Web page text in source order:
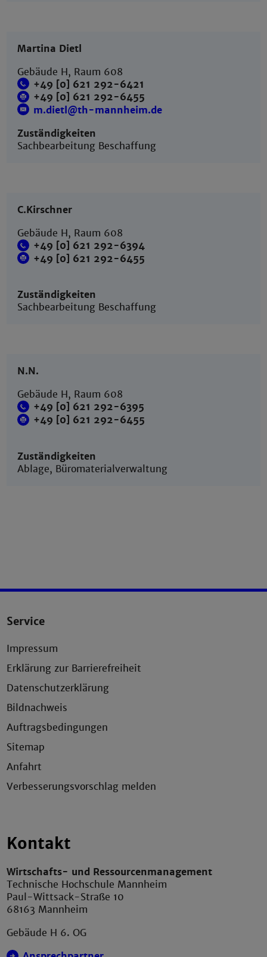
Martina Dietl
Gebäude H, Raum 608
+49 [0] 621 292-6421
+49 [0] 621 292-6455
m.dietl@th-mannheim.de
Zuständigkeiten
Sachbearbeitung Beschaffung
C.Kirschner
Gebäude H, Raum 608
+49 [0] 621 292-6394
+49 [0] 621 292-6455
Zuständigkeiten
Sachbearbeitung Beschaffung
N.N.
Gebäude H, Raum 608
+49 [0] 621 292-6395
+49 [0] 621 292-6455
Zuständigkeiten
Ablage, Büromaterialverwaltung
Service
Impressum
Erklärung zur Barrierefreiheit
Datenschutzerklärung
Bildnachweis
Auftragsbedingungen
Sitemap
Anfahrt
Verbesserungsvorschlag melden
Kontakt
Wirtschafts- und Ressourcenmanagement
Technische Hochschule Mannheim
Paul-Wittsack-Straße 10
68163 Mannheim
Gebäude H 6. OG